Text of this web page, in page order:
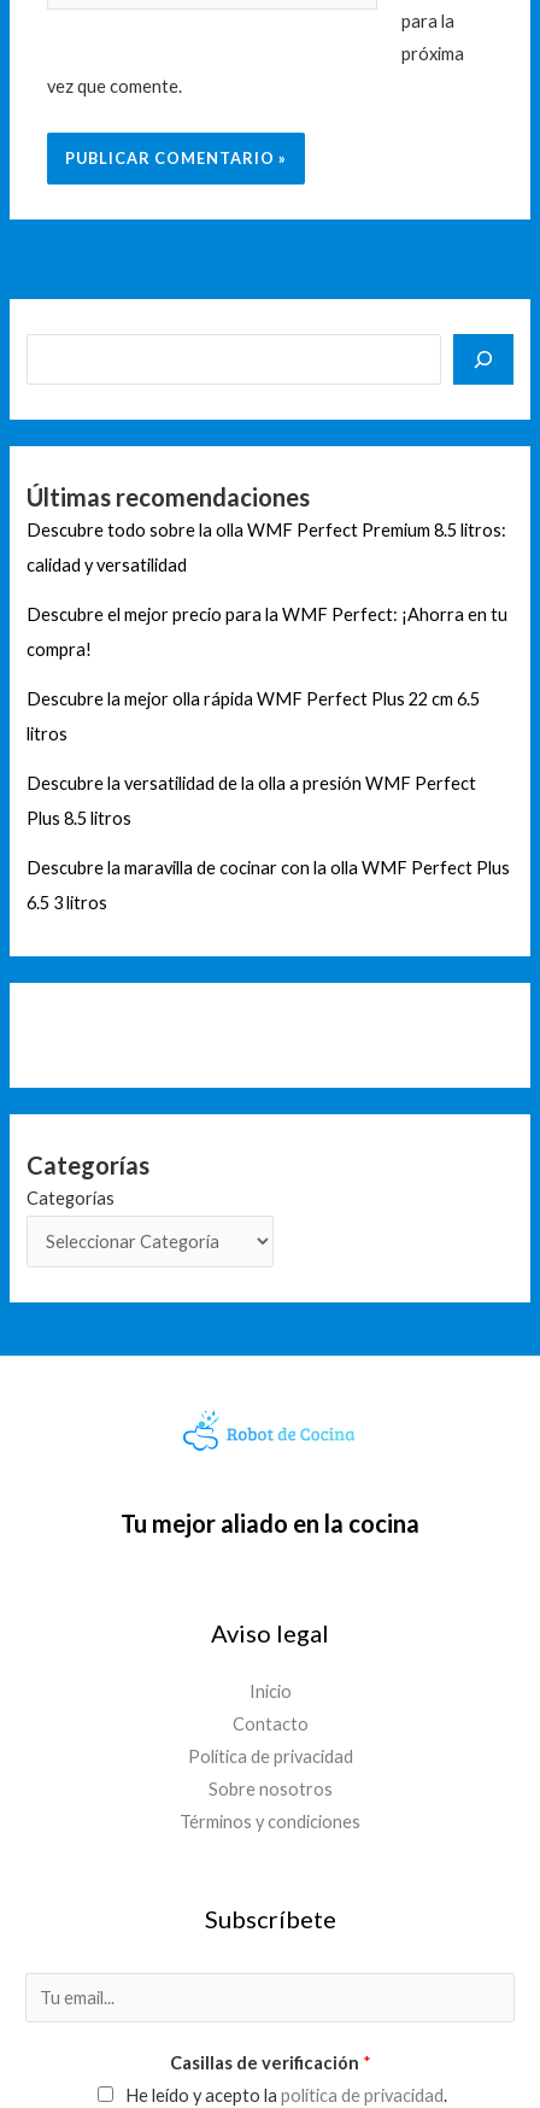
para la
próxima
vez que comente.
Últimas recomendaciones
Descubre todo sobre la olla WMF Perfect Premium 8.5 litros:
calidad y versatilidad
Descubre el mejor precio para la WMF Perfect: ¡Ahorra en tu
compra!
Descubre la mejor olla rápida WMF Perfect Plus 22 cm 6.5
litros
Descubre la versatilidad de la olla a presión WMF Perfect
Plus 8.5 litros
Descubre la maravilla de cocinar con la olla WMF Perfect Plus
6.5 3 litros
Categorías
Categorías
Tu mejor aliado en la cocina
Aviso legal
Inicio
Contacto
Política de privacidad
Sobre nosotros
Términos y condiciones
Subscríbete
m
Casillas de verificación *
He leído y acepto la política de privacidad.